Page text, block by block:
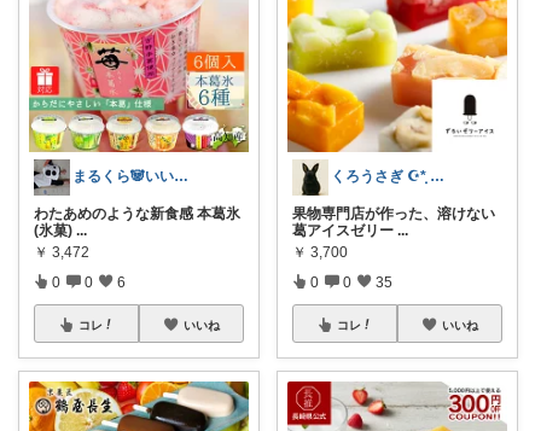
まるくら🐼いいね・コレ・購入感謝.*･
わたあめのような新食感 本葛氷
(氷菓) ...
￥ 3,472
0 0 6
コレ いいね
くろうさぎ ☪*̣̩ 経由購入感謝💐
果物専門店が作った、溶けない
葛アイスゼリー ...
￥ 3,700
0 0 35
コレ いいね